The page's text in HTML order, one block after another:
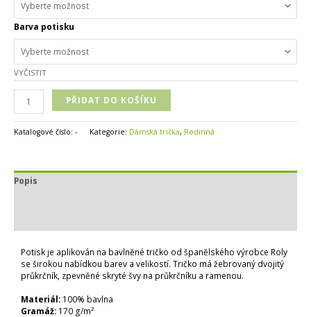
Barva potisku
VYČISTIT
PŘIDAT DO KOŠÍKU
Katalogové číslo: - Kategorie: Dámská trička, Rodinná
Popis
Potisk je aplikován na bavlněné tričko od španělského výrobce Roly
se širokou nabídkou barev a velikostí. Tričko má žebrovaný dvojitý
průkrčník, zpevněné skryté švy na průkrčníku a ramenou.
Materiál: 100% bavlna
Gramáž: 170 g/m²